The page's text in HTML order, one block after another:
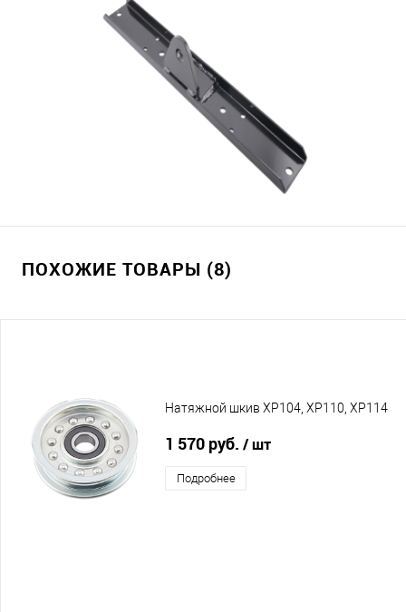
ПОХОЖИЕ ТОВАРЫ (8)
Натяжной шкив XP104, XP110, XP114
1 570 руб. / шт
Подробнее